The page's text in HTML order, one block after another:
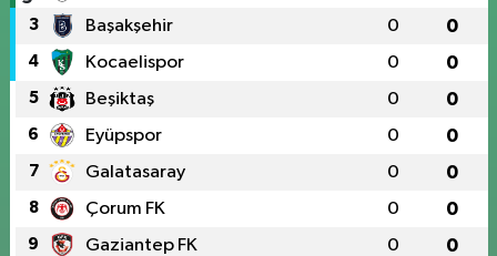
3 Başakşehir 0 0
4 Kocaelispor 0 0
5 Beşiktaş 0 0
6 Eyüpspor 0 0
7 Galatasaray 0 0
8 Çorum FK 0 0
9 Gaziantep FK 0 0